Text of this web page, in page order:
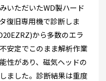
いただいたWD製ハード
復旧専用機で診断しま
から多数のエラ
安定でこのまま解析作業
性があり、磁気ヘッドの
ました。診断結果は重度